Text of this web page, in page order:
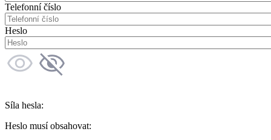
Telefonní číslo
Heslo
Síla hesla:
Heslo musí obsahovat: